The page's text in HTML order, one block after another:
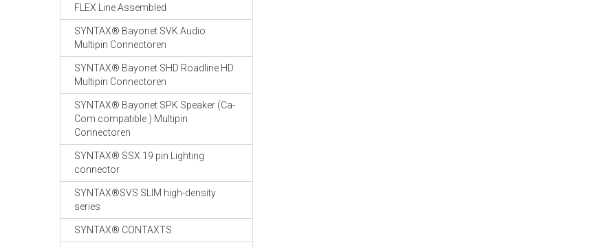
FLEX Line Assembled
SYNTAX® Bayonet SVK Audio
Multipin Connectoren
SYNTAX® Bayonet SHD Roadline HD
Multipin Connectoren
SYNTAX® Bayonet SPK Speaker (Ca-
Com compatible ) Multipin
Connectoren
SYNTAX® SSX 19 pin Lighting
connector
SYNTAX®SVS SLIM high-density
series
SYNTAX® CONTAXTS